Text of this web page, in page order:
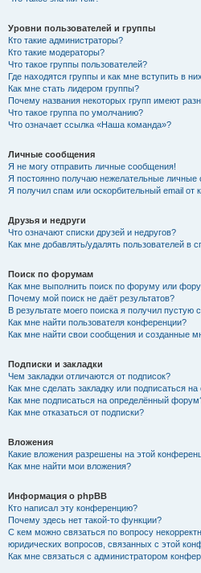
Уровни пользователей и группы
Кто такие администраторы?
Кто такие модераторы?
Что такое группы пользователей?
Где находятся группы и как мне вступить в
Как мне стать лидером группы?
Почему названия некоторых групп имеют
Что такое группа по умолчанию?
Что означает ссылка «Наша команда»?
Личные сообщения
Я не могу отправить личные сообщения!
Я постоянно получаю нежелательные личные
Я получил спам или оскорбительный email от
Друзья и недруги
Что означают списки друзей и недругов?
Как мне добавлять/удалять пользователей в
Поиск по форумам
Как мне выполнить поиск по форуму или
Почему мой поиск не даёт результатов?
В результате моего поиска я получил пустую
Как мне найти пользователя конференции?
Как мне найти свои сообщения и созданные
Подписки и закладки
Чем закладки отличаются от подписок?
Как мне сделать закладку или подписаться
Как мне подписаться на определённый
Как мне отказаться от подписки?
Вложения
Какие вложения разрешены на этой
Как мне найти мои вложения?
Информация о phpBB
Кто написал эту конференцию?
Почему здесь нет такой-то функции?
С кем можно связаться по вопросу
юридических вопросов, связанных с этой
Как мне связаться с администратором